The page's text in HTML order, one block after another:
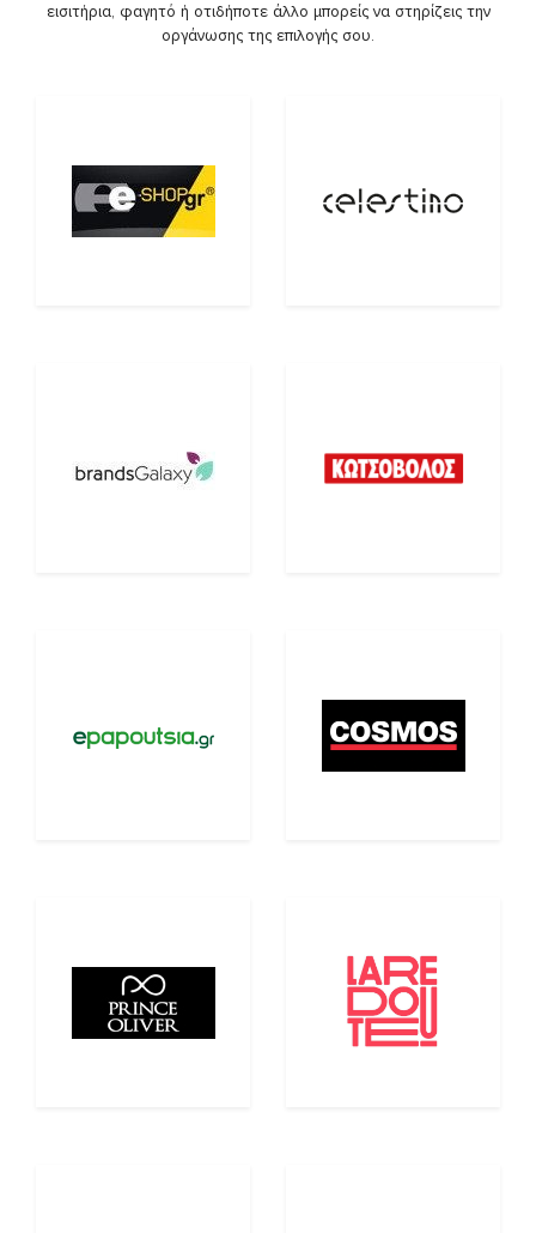
εισιτήρια, φαγητό ή οτιδήποτε άλλο μπορείς να στηρίζεις την
οργάνωσης της επιλογής σου.